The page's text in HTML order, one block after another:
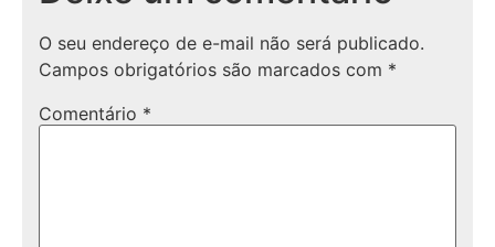
O seu endereço de e-mail não será publicado.
Campos obrigatórios são marcados com *
Comentário *